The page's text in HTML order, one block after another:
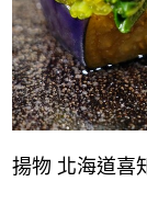
揚物 北海道喜